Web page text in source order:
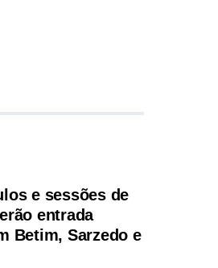
e sessões de
entrada
Betim, Sarzedo e